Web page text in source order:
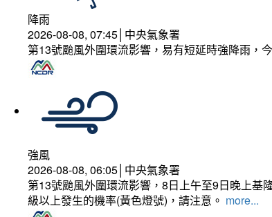
降雨
2026-08-08, 07:45│中央氣象署
第13號颱風外圍環流影響，易有短延時強降雨，
強風
2026-08-08, 06:05│中央氣象署
第13號颱風外圍環流影響，8日上午至9日晚上基
級以上發生的機率(黃色燈號)，請注意。 more...